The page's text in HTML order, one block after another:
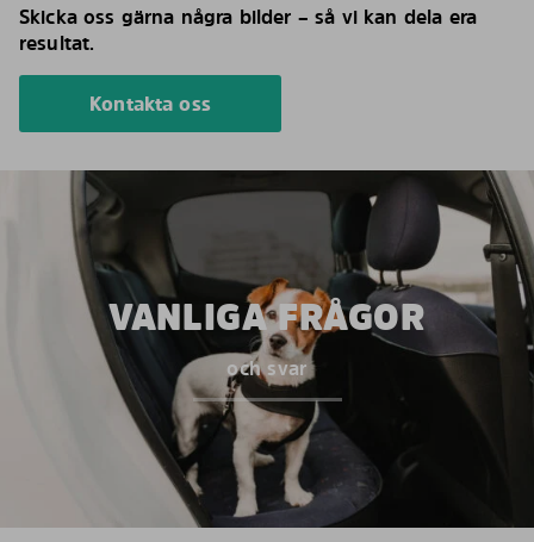
Skicka oss gärna några bilder – så vi kan dela era
resultat.
Kontakta oss
VANLIGA FRÅGOR
och svar